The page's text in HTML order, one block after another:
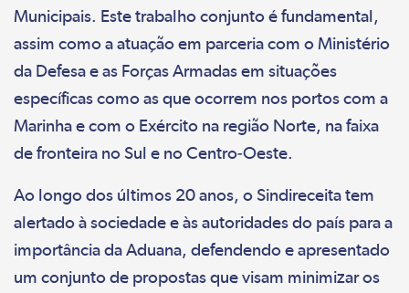
Municipais. Este trabalho conjunto é fundamental,
assim como a atuação em parceria com o Ministério
da Defesa e as Forças Armadas em situações
específicas como as que ocorrem nos portos com a
Marinha e com o Exército na região Norte, na faixa
de fronteira no Sul e no Centro-Oeste.
Ao longo dos últimos 20 anos, o Sindireceita tem
alertado à sociedade e às autoridades do país para a
importância da Aduana, defendendo e apresentado
um conjunto de propostas que visam minimizar os